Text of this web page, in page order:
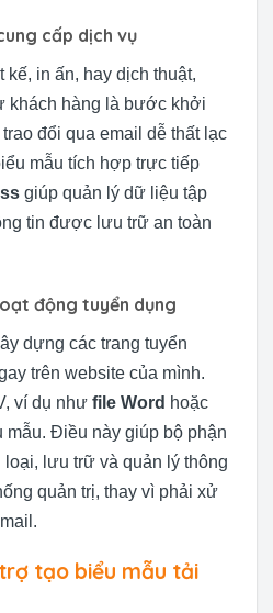
cấp dịch vụ
in ấn, hay dịch thuật,
khách hàng là bước khởi
đổi qua email dễ thất lạc
mẫu tích hợp trực tiếp
giúp quản lý dữ liệu tập
tin được lưu trữ an toàn
động tuyển dụng
dựng các trang tuyển
trên website của mình.
ví dụ như file Word hoặc
mẫu. Điều này giúp bộ phận
lưu trữ và quản lý thông
quản trị, thay vì phải xử
tạo biểu mẫu tải